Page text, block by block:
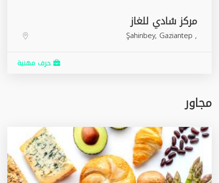
مركز شادي للغاز
,
Şahinbey, Gaziantep
حرف مهنية
مجاور